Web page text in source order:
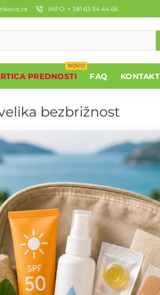
INFO: + 381 63 54 44 66
PREDNOSTI
NOVO
FAQ KONTAKT
bezbrižnost